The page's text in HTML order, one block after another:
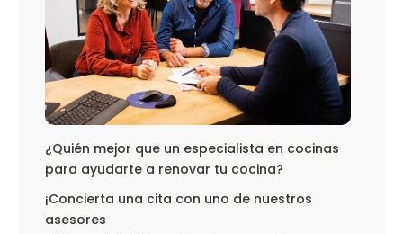
¿Quién mejor que un especialista en cocinas
para ayudarte a renovar tu cocina?
¡Concierta una cita con uno de nuestros
asesores